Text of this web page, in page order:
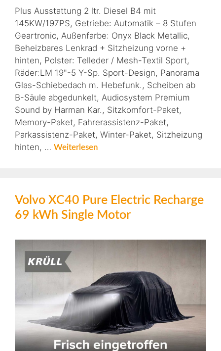
Plus Ausstattung 2 ltr. Diesel B4 mit
145KW/197PS, Getriebe: Automatik – 8 Stufen
Geartronic, Außenfarbe: Onyx Black Metallic,
Beheizbares Lenkrad + Sitzheizung vorne +
hinten, Polster: Telleder / Mesh-Textil Sport,
Räder:LM 19"-5 Y-Sp. Sport-Design, Panorama
Glas-Schiebedach m. Hebefunk., Scheiben ab
B-Säule abgedunkelt, Audiosystem Premium
Sound by Harman Kar., Sitzkomfort-Paket,
Memory-Paket, Fahrerassistenz-Paket,
Parkassistenz-Paket, Winter-Paket, Sitzheizung
hinten, … Weiterlesen
Volvo XC40 Pure Electric Recharge
69 kWh Single Motor